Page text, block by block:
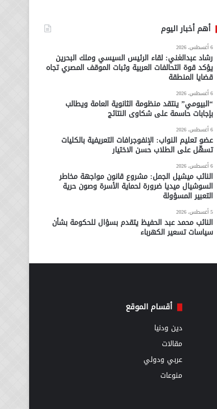
أهم أخبار اليوم
6 أغسطس، 2026
رشاد عبدالغني: لقاء الرئيس السيسي وملك البحرين
يؤكد قوة التحالفات العربية وثبات الموقف المصري تجاه
قضايا المنطقة
6 أغسطس، 2026
“البيومي” ينتقد منظومة الثانوية العامة ويطالب
بإجابات حاسمة على شكاوى النتائج
6 أغسطس، 2026
عضو تعليم النواب: الإنفوجرافات التعريفية بالكليات
تسهّل على الطلاب حسن الاختيار
6 أغسطس، 2026
النائب ميشيل الجمل: مشروع قانون مواجهة مخاطر
السوشيال ميديا ضرورة لحماية الأسرة وصون حرية
التعبير المسؤولة
5 أغسطس، 2026
النائب محمد عبد الحفيظ يتقدم بسؤال للحكومة بشأن
سياسات تسعير الكهرباء
أقسام الموقع
دين ودنيا
مقالات
عربي ودولي
منوعات